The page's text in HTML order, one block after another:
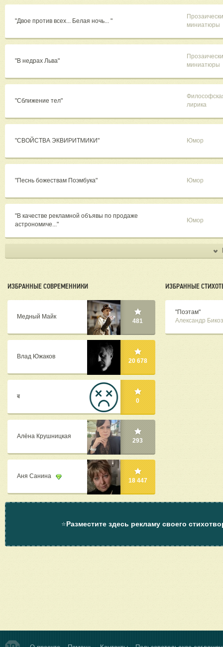
"Двое против всех... Белая ночь... "
миниатюры
"В недрах Льва"
миниатюры
"Сближение тел"
лирика
"СВОЙСТВА ЭКВИРИТМИКИ" Юмор
"Песнь божествам Поэмбука" Юмор
"В качестве рекламной объявы по продаже
астрономиче..."
Юмор
ИЗБРАННЫЕ СОВРЕМЕННИКИ
Медный Майк
481
Влад Южаков
20 678
ब
0
Алёна Крушницкая
293
Аня Санина
18 447
ИЗБРАННЫЕ
"Поэтам"
Александр Бикоз
⭐Разместите здесь рекламу своего